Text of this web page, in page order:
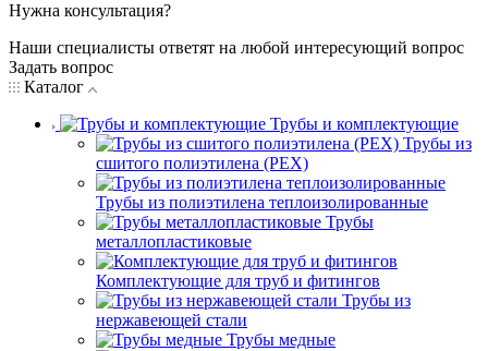
Нужна консультация?
Наши специалисты ответят на любой интересующий вопрос
Задать вопрос
Каталог
Трубы и комплектующие
Трубы из
сшитого полиэтилена (PEX)
Трубы из полиэтилена теплоизолированные
Трубы
металлопластиковые
Комплектующие для труб и фитингов
Трубы из
нержавеющей стали
Трубы медные